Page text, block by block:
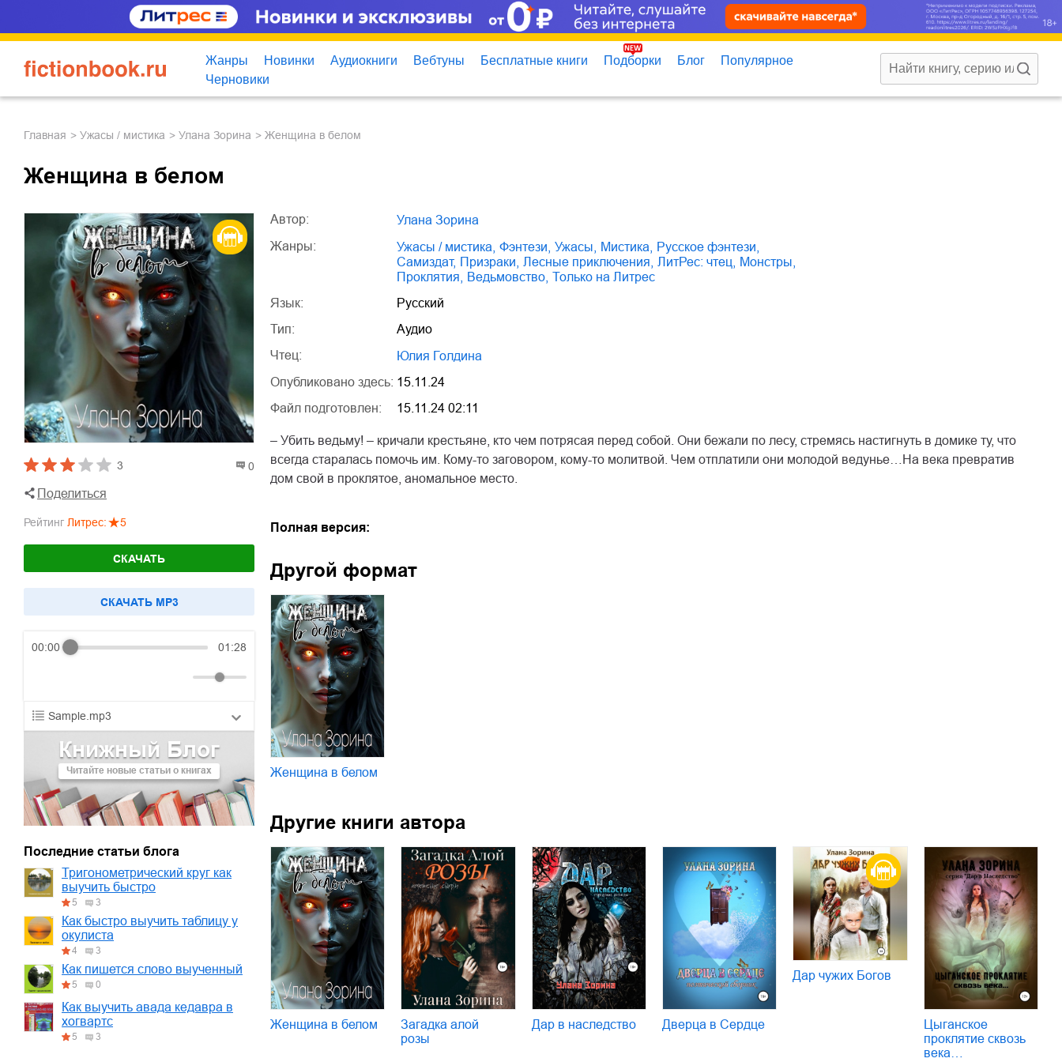
Жанры Новинки Аудиокниги Вебтуны Бесплатные книги Подборки Блог
Популярное
Черновики
Главная ужасы / мистика Улана Зорина Женщина в белом
Женщина в белом
3 0
Поделиться
Рейтинг Литрес: 5
СКАЧАТЬ
CКАЧАТЬ MP3
00:00 01:28
Sample.mp3
01.mp3 30:10
02.mp3
03.mp3 20:00
Книжный Блог
Читайте новые статьи о книгах
Последние статьи блога
Тригонометрический круг как
выучить быстро
5 3
Как быстро выучить таблицу у
окулиста
4 3
Как пишется слово выученный
5 0
Как выучить авада кедавра в
хогвартс
5 3
Автор:
Улана Зорина
Жанры:
ужасы / мистика фэнтези ужасы мистика русское фэнтези
Самиздат, призраки лесные приключения ЛитРес: чтец монстры
проклятия
ведьмовство
только на Литрес
Язык:
Русский
Тип:
Аудио
Чтец:
Юлия Голдина
Опубликовано здесь: 15.11.24
Файл подготовлен:
15.11.24 02:11
– Убить ведьму! – кричали крестьяне, кто чем потрясая перед собой. Они бежали по лесу, стремясь настигнуть в домике ту, что
всегда старалась помочь им. Кому-то заговором, кому-то молитвой. Чем отплатили они молодой ведунье…На века превратив
дом свой в проклятое, аномальное место.
Полная версия:
Другой формат
Женщина в белом
Другие книги автора
Женщина в белом
Загадка алой
розы
Дар в наследство Дверца в Сердце
Дар чужих Богов
Цыганское
проклятие сквозь
века…